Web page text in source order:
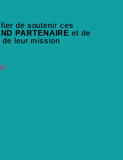
de soutenir ces
PARTENAIRE et de
leur mission